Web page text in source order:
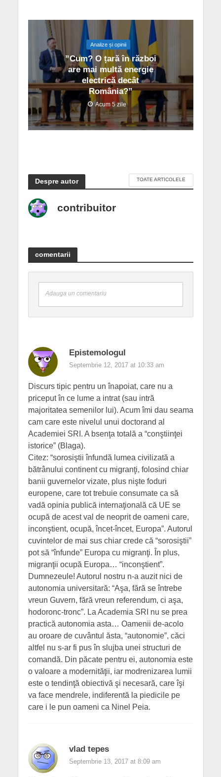
Analize și opinii
”Cum? O țară în război
are mai multă energie
electrică decât
România?”
Acum 5 zile
Despre autor TOATE ARTICOLELE
contribuitor
comentarii
Adauga un comentariu
Epistemologul
Septembrie 12, 2017 at 10:33 am
Discurs tipic pentru un înapoiat, care nu a
priceput în ce lume a intrat (sau intră
majoritatea semenilor lui). Acum îmi dau seama
cam care este nivelul unui doctorand al
Academiei SRI. A bsenţa totală a “conştiinţei
istorice” (Blaga).
Citez: “sorosiştii înfundă lumea civilizată a
bătrânului continent cu migranţi, folosind chiar
banii guvernelor vizate, plus nişte foduri
europene, care tot trebuie consumate ca să
vadă opinia publică internaţională că UE se
ocupă de acest val de neoprit de oameni care,
inconştient, ocupă, încet-încet, Europa”. Autorul
cuvintelor de mai sus chiar crede că “sorosiştii”
pot să “înfunde” Europa cu migranţi. În plus,
migranţii ocupă Europa… “inconştient”.
Dumnezeule! Autorul nostru n-a auzit nici de
autonomia universitară: “Aşa, fără se întrebe
vreun Guvern, fără vreun referendum, ci aşa,
hodoronc-tronc”. La Academia SRI nu se prea
practică autonomia asta… Oamenii de-acolo
au oroare de cuvântul ăsta, “autonomie”, căci
altfel nu s-ar fi pus în slujba unei structuri de
comandă. Din păcate pentru ei, autonomia este
o valoare a modernităţii, iar modrenizarea lumii
este o tendinţă obiectivă şi necesară, care îşi
va face mendrele, indiferentă la piedicile pe
care i le pun oameni ca Ninel Peia.
vlad tepes
Septembrie 13, 2017 at 8:09 am